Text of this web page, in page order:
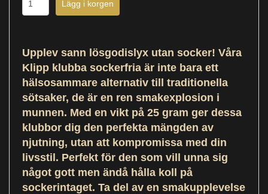
Upplev sann lösgodislyx utan socker! Våra
Klipp klubba sockerfria är inte bara ett
hälsosammare alternativ till traditionella
sötsaker, de är en ren smakexplosion i
munnen. Med en vikt på 25 gram ger dessa
klubbor dig den perfekta mängden av
njutning, utan att kompromissa med din
livsstil. Perfekt för den som vill unna sig
något gott men ändå hålla koll på
sockerintaget. Ta del av en smakupplevelse